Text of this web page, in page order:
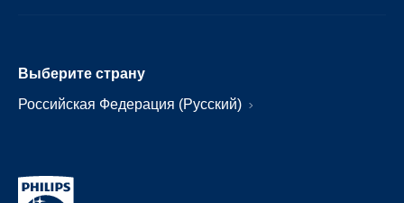
Выберите страну
Российская Федерация (Русский)